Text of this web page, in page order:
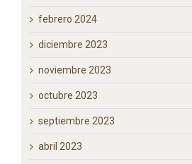
febrero 2024
diciembre 2023
noviembre 2023
octubre 2023
septiembre 2023
abril 2023